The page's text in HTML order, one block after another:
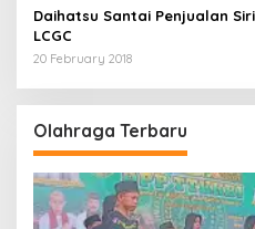
Daihatsu Santai Penjualan
LCGC
20 February 2018
Olahraga Terbaru